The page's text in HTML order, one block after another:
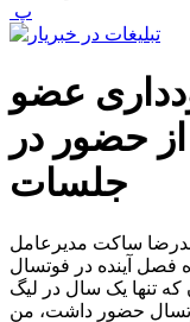
‍ پ
عضو
حضور در
جلسات
ساکت مدیرعامل
فصل آینده در فوتسال
که تنها یک سال در لیگ
حضور داشت، من